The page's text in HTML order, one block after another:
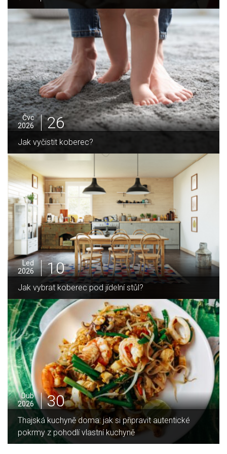
Čvc
2026
25
Jak sušit pomeranče a citrusy jednoduše
Pro
2025
05
Jak zvládnout vánoční úklid bez námahy
Led
2026
16
Jaký je rozdíl mezi indukční a sklokeramickou
deskou?